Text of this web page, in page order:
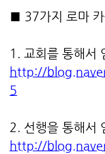
■ 37가지 로마 카
1. 교회를 통해서
http://
5
2. 선행을 통해서
http://